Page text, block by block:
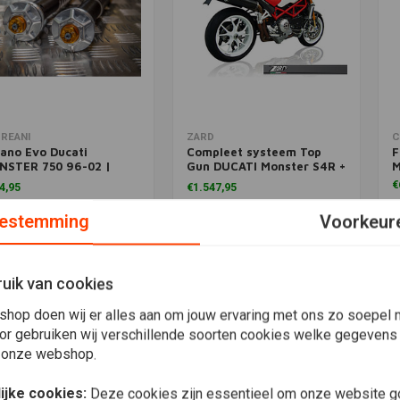
aan winkelwagen
Evo Ducati
750 96-02 |
Showa 43)
Verlanglijst
ZARD
Compleet systeem Top
Gun DUCATI Monster S4R +
S4RS Testastretta, 07,
Titanium
€1.547,95
Verlanglijst
van cookies
doen wij er alles aan om jouw ervaring met ons zo soepel
gebruiken wij verschillende soorten cookies welke
webshop.
cookies: Deze cookies zijn essentieel om onze website